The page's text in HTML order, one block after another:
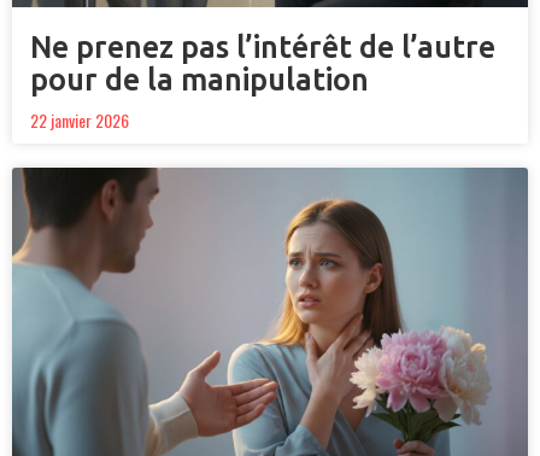
Ne prenez pas l’intérêt de l’autre
pour de la manipulation
22 janvier 2026